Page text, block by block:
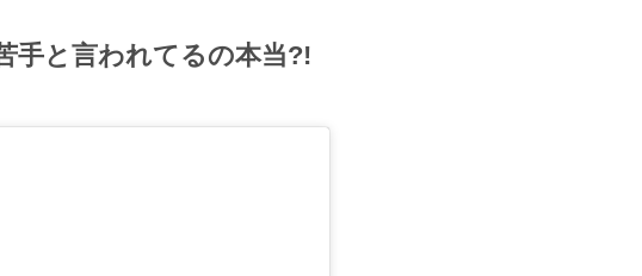
手と言われてるの本当?!